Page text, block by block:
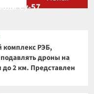
Су-57
комплекс РЭБ,
дроны на
до 2 км. Представлен